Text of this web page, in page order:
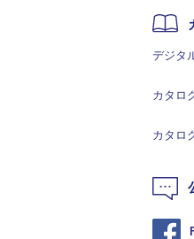
デジタ
カタロ
カタロ